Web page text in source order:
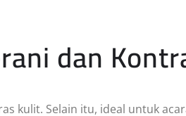
dan
kulit. Selain itu, ideal untuk